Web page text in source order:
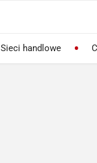
Sieci handlowe